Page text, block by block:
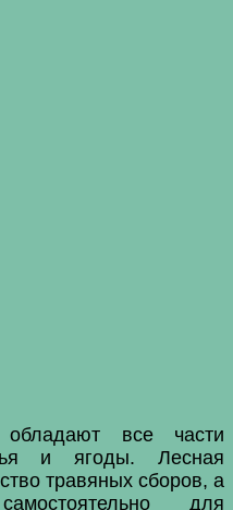
все части
и ягоды. Лесная
травяных сборов, а
для